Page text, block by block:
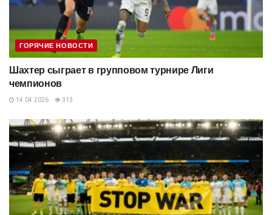
ГОРЯЧИЕ НОВОСТИ
Шахтер сыграет в групповом турнире Лиги
чемпионов
14.04.2026 313